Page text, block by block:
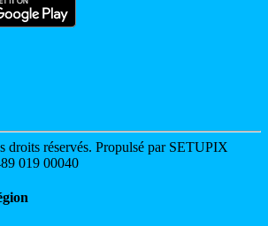
réservés. Propulsé par SETUPIX
019 00040